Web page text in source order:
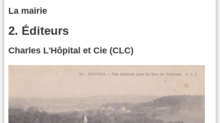
La mairie
2. Éditeurs
Charles L'Hôpital et Cie (CLC)